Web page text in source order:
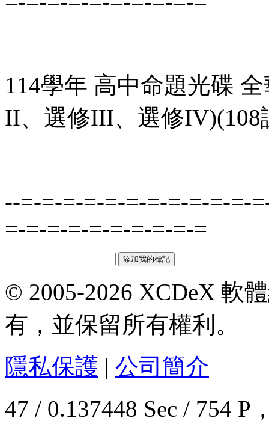
114學年 高中命題光碟
II、選修III、選修IV)(108
--=-=-=-=-=-=-=-=-=-=-=-
=-=-=-=-=-=-=-=-=-=
© 2005-2026 XCDeX 軟
有，並保留所有權利。
隱私保護 | 公司簡介
47 / 0.137448 Sec / 754